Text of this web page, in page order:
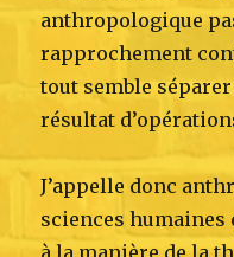
anthropologique
rapprochement
tout semble
résultat
J’appelle donc
sciences humaines
à la manière de la